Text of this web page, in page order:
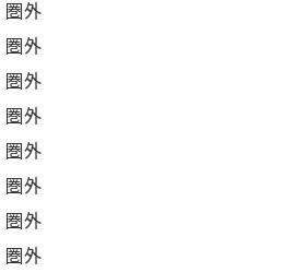
圏外
圏外
圏外
圏外
圏外
圏外
圏外
圏外